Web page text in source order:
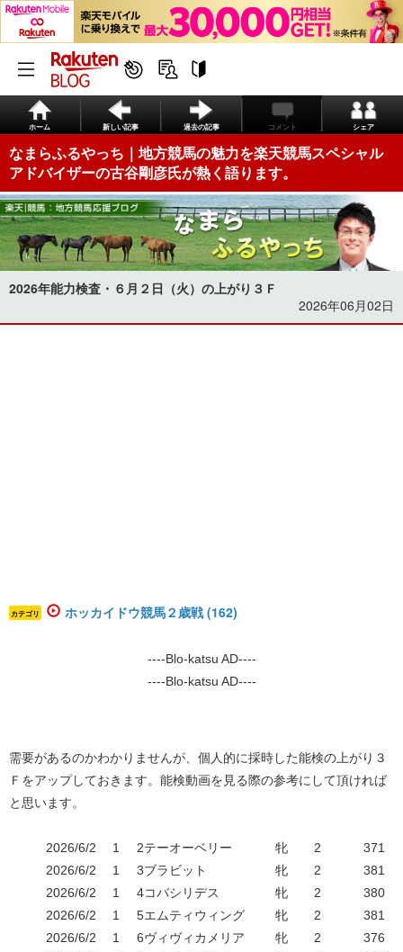
ホーム 新しい記事 過去の記事 コメント シェア
なまらふるやっち｜地方競馬の魅力を楽天競馬スペシャル
アドバイザーの古谷剛彦氏が熱く語ります。
2026年能力検査・６月２日（火）の上がり３Ｆ
2026年06月02日
カテゴリ ホッカイドウ競馬２歳戦 (162)
----Blo-katsu AD----
----Blo-katsu AD----
需要があるのかわかりませんが、個人的に採時した能検の上がり３
Ｆをアップしておきます。能検動画を見る際の参考にして頂ければ
と思います。
2026/6/2 1 2テーオーベリー 牝 2
371
2026/6/2
1 3ブラビット 牝 2
381
2026/6/2
1 4コバシリデス 牝 2
380
2026/6/2
1 5エムティウィング 牝 2
381
2026/6/2
1 6ヴィヴィカメリア 牝 2
376